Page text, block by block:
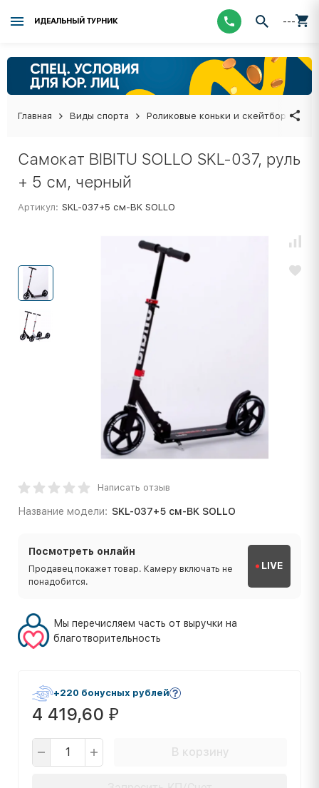
ИДЕАЛЬНЫЙ ТУРНИК ---
Главная Виды спорта Роликовые коньки и скейтборды
Самокат BIBITU SOLLO SKL-037, руль
+ 5 см, черный
Артикул: SKL-037+5 см-BK SOLLO
Написать отзыв
Название модели: SKL-037+5 см-BK SOLLO
Посмотреть онлайн
Продавец покажет товар. Камеру включать не
понадобится.
LIVE
Мы перечисляем часть от выручки на
благотворительность
+220 бонусных рублей
4 419,60 ₽
В корзину